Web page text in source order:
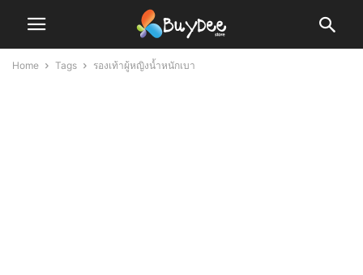
Home Tags รองเท้าผู้หญิงน้ำหนักเบา